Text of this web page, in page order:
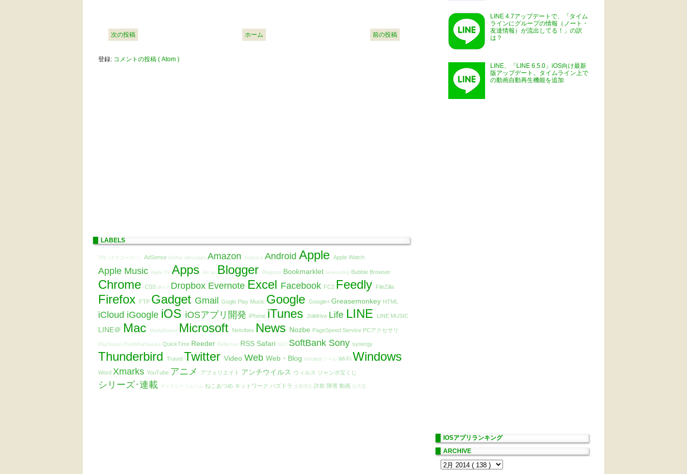
次の投稿 前の投稿
ホーム
登録: コメントの投稿 ( Atom )
LABELS
755（ナナゴーゴー） AdSense AirMac allmyapps Amazon Analytics Android Apple Apple Watch
Apple Music Apple TV Apps Art au Blogger Blogtrottr Bookmarklet browserling Bubble Browser
Chrome CSS dlvr.it Dropbox Evernote Excel Facebook FC2 Feedly FileZilla
Firefox FTP Gadget Gmail Gogle Play Music Google Google+ Greasemonkey HTML
iCloud iGoogle iOS iOSアプリ開発 iPhone iTunes Jolidrive Life LINE LINE MUSIC
LINE＠ Mac MediaMarker Microsoft Netvibes News Nozbe PageSpeed Service PCアクセサリ
PlayStation PrintWhatYouLike QuickTime Reeder Reflection RSS Safari SEO SoftBank Sony synergy
Thunderbird Travel Twitter Video Web Web・Blog Web解析ツール Wi-Fi Windows
Word Xmarks YouTube アニメ アフェリエイト アンチウイルス ウィルス ジャンボ宝くじ
シリーズ･連載 ディズニー ツムツム ねこあつめ ネットワーク パズドラ 企業理念 詐欺 障害 動画 任天堂
LINE 4.7アップデートで、「タイム
ラインにグループの情報（ノート・
友達情報）が流出してる！」の訳
は？
LINE、「LINE 6.5.0」iOS向け最新
版アップデート。タイムライン上で
の動画自動再生機能を追加
IOSアプリランキング
ARCHIVE